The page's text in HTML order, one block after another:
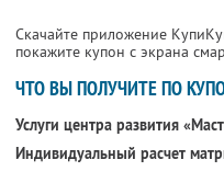
Скачайте приложение
покажите купон с экрана
ЧТО ВЫ ПОЛУЧИТЕ ПО
Услуги центра развития
Индивидуальный расчет